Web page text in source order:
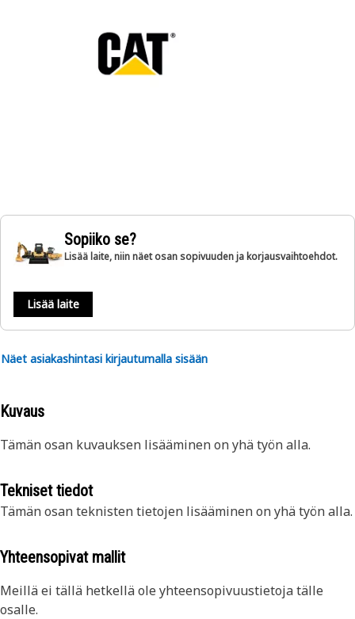
Sopiiko se?
Lisää laite, niin näet osan sopivuuden ja korjausvaihtoehdot.
Lisää laite
Näet asiakashintasi kirjautumalla sisään
Kuvaus
Tämän osan kuvauksen lisääminen on yhä työn alla.
Tekniset tiedot
Tämän osan teknisten tietojen lisääminen on yhä työn alla.
Yhteensopivat mallit
Meillä ei tällä hetkellä ole yhteensopivuustietoja tälle
osalle.